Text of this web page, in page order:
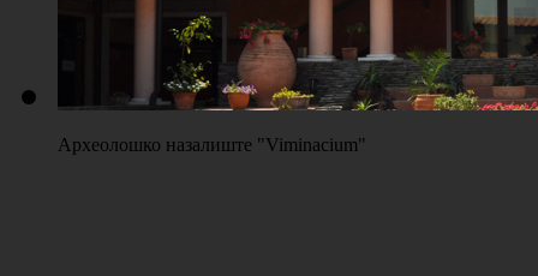
Археолошко назалиште "Viminacium"